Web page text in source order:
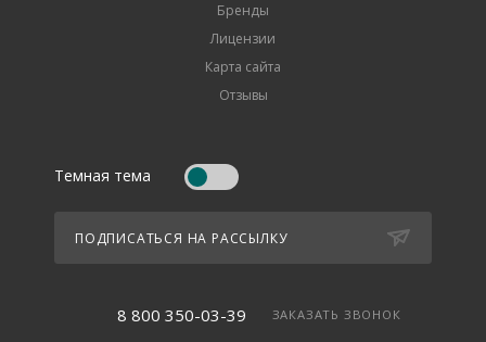
Бренды
Лицензии
Карта сайта
Отзывы
Темная тема
ПОДПИСАТЬСЯ НА РАССЫЛКУ
8 800 350-03-39 ЗАКАЗАТЬ ЗВОНОК